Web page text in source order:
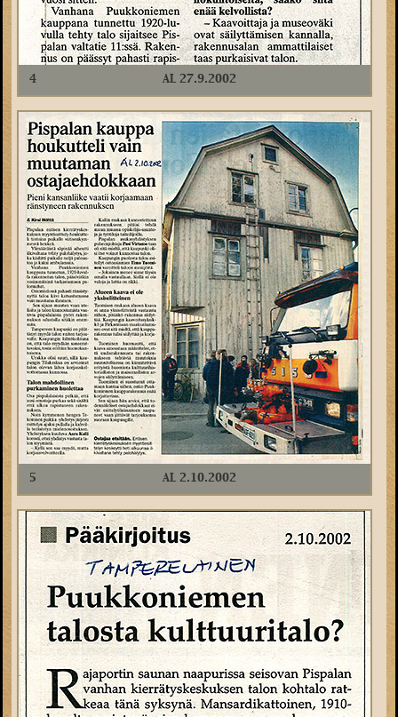
4 AL 27.9.2002
5 AL 2.10.2002